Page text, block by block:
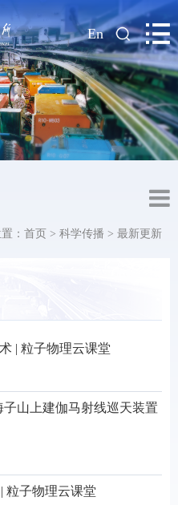
| En
： 首页 > 科学传播 > 最新更新
| 粒子物理云课堂
山上建伽马射线巡天装置
粒子物理云课堂